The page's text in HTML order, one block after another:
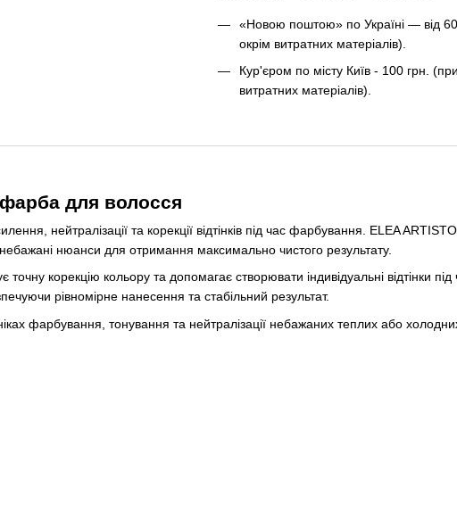
«Новою поштою» по Україні — від
окрім витратних матеріалів).
Кур'єром по місту Київ - 100 грн.
витратних матеріалів).
для волосся
нейтралізації та корекції відтінків під час фарбування. ELEA
нюанси для отримання максимально чистого результату.
корекцію кольору та допомагає створювати індивідуальні відтінки
рівномірне нанесення та стабільний результат.
фарбування, тонування та нейтралізації небажаних теплих або холодних